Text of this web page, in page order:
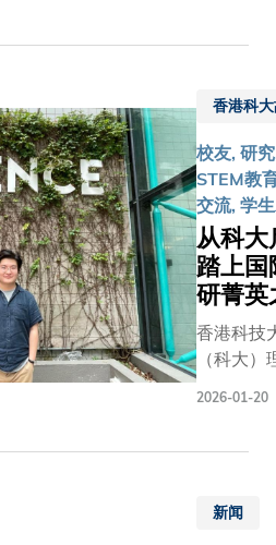
情谊。
是次盛
会联同
香港科
技大学
校友会
及香港
科技大
学评议
会合
大校友
为校园
专为校
the
Qingdao
physical
香港科
校友, 研
STEM教
交流, 学
从科大
踏上国
研菁英
香港科技
（科大）
称IRE）
2026-01-20
新闻